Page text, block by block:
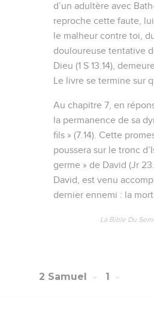
d’un adultère avec
reproche cette faute,
le malheur contre toi,
douloureuse tentative
Dieu (1 S 13.14),
Le livre se termine sur
Au chapitre 7, en
la permanence de sa
fils » (7.14). Cette
poussera sur le tronc
germe » de David (Jr
David, est venu
dernier ennemi : la mort
La Bible Du
2 Samuel 1